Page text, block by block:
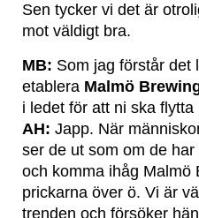
Sen tycker vi det är
mot väldigt bra.
MB: Som jag förstår det
etablera Malmö
i ledet för att ni ska
AH: Japp. När
ser de ut som om de
och komma ihåg Malmö
prickarna över ö. Vi är
trenden och försöker